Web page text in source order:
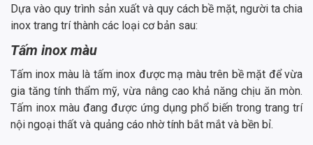
Dựa vào quy trình sản xuất và quy cách bề mặt, người ta chia
inox trang trí thành các loại cơ bản sau:
Tấm inox màu
Tấm inox màu là tấm inox được mạ màu trên bề mặt để vừa
gia tăng tính thẩm mỹ, vừa nâng cao khả năng chịu ăn mòn.
Tấm inox màu đang được ứng dụng phổ biến trong trang trí
nội ngoại thất và quảng cáo nhờ tính bắt mắt và bền bỉ.